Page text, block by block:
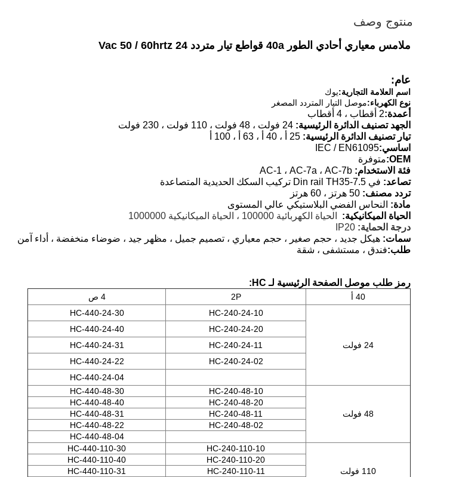
منتوج وصف
ملامس معياري أحادي الطور 40a قواطع تيار متردد 24 Vac 50 / 60hrtz
عام:
اسم العلامة التجارية:يوك
نوع الكهرباء:موصل التيار المتردد المصغر
أعمدة:2 أقطاب ، 4 أقطاب
الجهد تصنيف الدائرة الرئيسية:
تيار تصنيف الدائرة الرئيسية:
اساسي:IEC / EN61095
OEM: متوفرة
فئة الاستخدام:
تصاعد: في Din rail TH35-7.5 تركيب السكك الحديدية المتصاعدة
تردد مصنف:
مادة: النحاس الفضي البلاستيكي عالي المستوى
الحياة الميكانيكية:
الحياة الكهربائية 100000 ، الحياة الميكانيكية 1000000
درجة الحماية:
سمات: هيكل جديد ، حجم صغير ، حجم معياري ، تصميم جميل ، مظهر جيد ، ضوضاء منخفضة ، أداء آمن
طلب:فندق ، مستشفى ، شقة
رمز طلب موصل الصفحة الرئيسية لـ HC:
40 أ 2P 4 ص
24 فولت
HC-240-24-10
HC-440-24-30
HC-240-24-20
HC-440-24-40
HC-240-24-11
HC-440-24-31
HC-240-24-02
HC-440-24-22
HC-440-24-04
48 فولت
HC-240-48-10
HC-440-48-30
HC-240-48-20
HC-440-48-40
HC-240-48-11
HC-440-48-31
HC-240-48-02
HC-440-48-22
HC-440-48-04
110 فولت
HC-240-110-10
HC-440-110-30
HC-240-110-20
HC-440-110-40
HC-240-110-11
HC-440-110-31